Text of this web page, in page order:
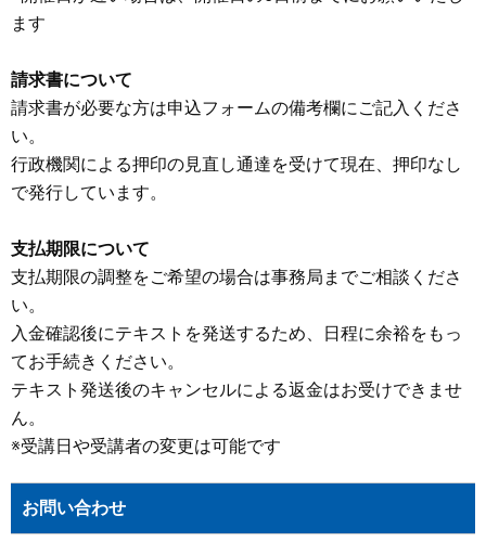
ます
請求書について
請求書が必要な方は申込フォームの備考欄にご記入くださ
い。
行政機関による押印の見直し通達を受けて現在、押印なし
で発行しています。
支払期限について
支払期限の調整をご希望の場合は事務局までご相談くださ
い。
入金確認後にテキストを発送するため、日程に余裕をもっ
てお手続きください。
テキスト発送後のキャンセルによる返金はお受けできませ
ん。
※受講日や受講者の変更は可能です
お問い合わせ